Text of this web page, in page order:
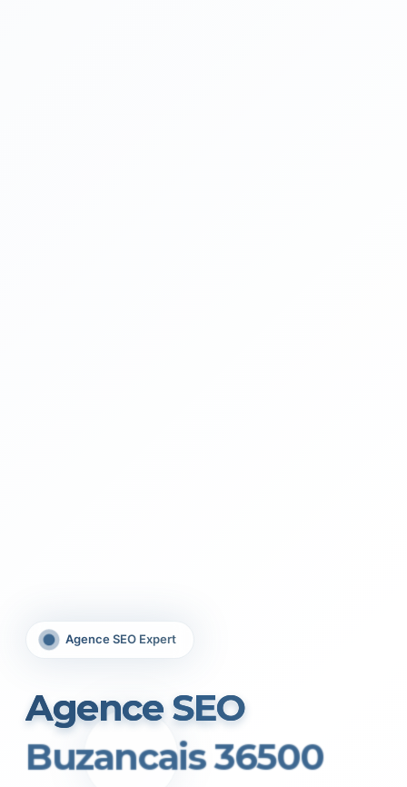
Agence SEO Expert
Agence SEO
Buzancais 36500